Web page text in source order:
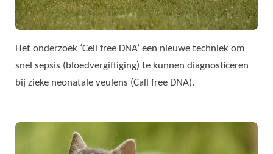
Het onderzoek ‘Cell free DNA’ een nieuwe techniek om
snel sepsis (bloedvergiftiging) te kunnen diagnosticeren
bij zieke neonatale veulens (Call free DNA).